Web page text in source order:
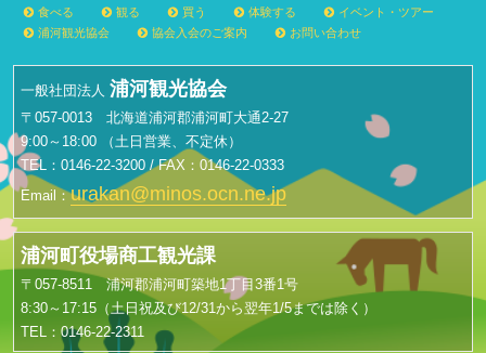
食べる
観る 買う 体験する
イベント・ツアー
浦河観光協会
協会入会のご案内 お問い合わせ
一般社団法人 浦河観光協会
〒057-0013 北海道浦河郡浦河町大通2-27
9:00～18:00 （土日営業、不定休）
TEL：0146-22-3200 / FAX：0146-22-0333
Email：urakan@minos.ocn.ne.jp
浦河町役場商工観光課
〒057-8511 浦河郡浦河町築地1丁目3番1号
8:30～17:15（土日祝及び12/31から翌年1/5までは除く）
TEL：0146-22-2311